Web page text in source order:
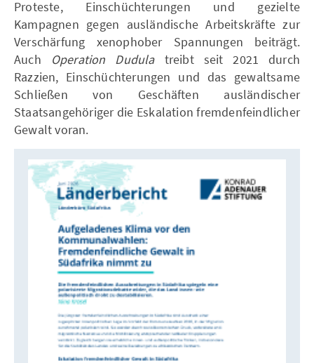
Proteste, Einschüchterungen und gezielte
Kampagnen gegen ausländische Arbeitskräfte zur
Verschärfung xenophober Spannungen beiträgt.
Auch Operation Dudulatreibt seit 2021 durch
Razzien, Einschüchterungen und das gewaltsame
Schließen von Geschäften ausländischer
Staatsangehöriger die Eskalation fremdenfeindlicher
Gewalt voran.